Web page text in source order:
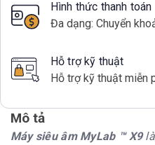
Hình thức thanh toán
Đa dạng: Chuyển
Hỗ trợ kỹ thuật
Hỗ trợ kỹ thuật miễn
Mô tả
Máy siêu âm MyLab ™ X9là